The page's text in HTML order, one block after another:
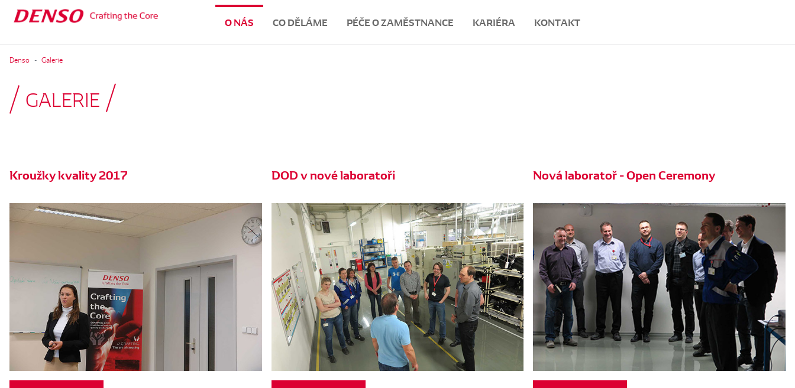
O NÁS CO DĚLÁME PÉČE O ZAMĚSTNANCE KARIÉRA KONTAKT
Denso Galerie
GALERIE
Kroužky kvality 2017 DOD v nové laboratoři Nová laboratoř - Open Ceremony